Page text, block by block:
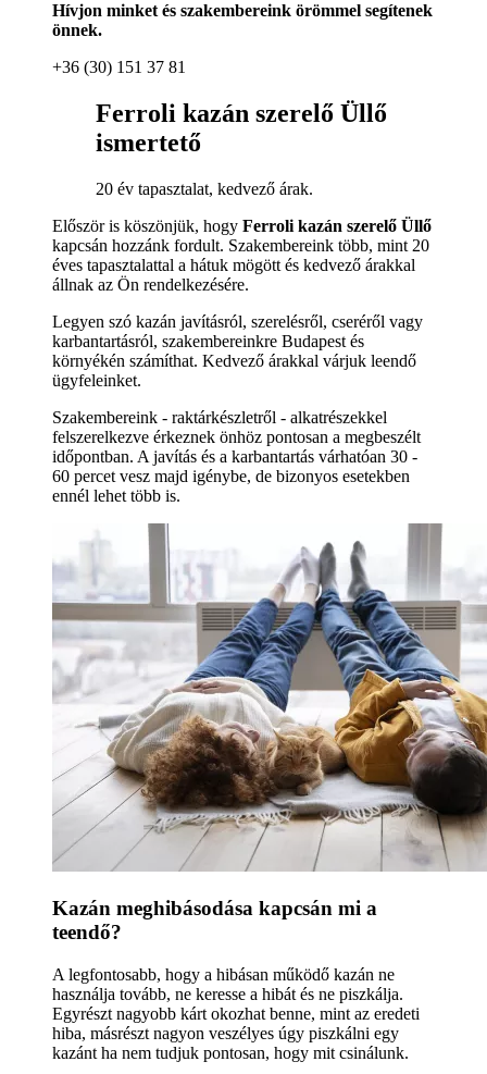
Hívjon minket és szakembereink örömmel segítenek
önnek.
+36 (30) 151 37 81
Ferroli kazán szerelő Üllő
ismertető
20 év tapasztalat, kedvező árak.
Először is köszönjük, hogy Ferroli kazán szerelő Üllő
kapcsán hozzánk fordult. Szakembereink több, mint 20
éves tapasztalattal a hátuk mögött és kedvező árakkal
állnak az Ön rendelkezésére.
Legyen szó kazán javításról, szerelésről, cseréről vagy
karbantartásról, szakembereinkre Budapest és
környékén számíthat. Kedvező árakkal várjuk leendő
ügyfeleinket.
Szakembereink - raktárkészletről - alkatrészekkel
felszerelkezve érkeznek önhöz pontosan a megbeszélt
időpontban. A javítás és a karbantartás várhatóan 30 -
60 percet vesz majd igénybe, de bizonyos esetekben
ennél lehet több is.
Kazán meghibásodása kapcsán mi a
teendő?
A legfontosabb, hogy a hibásan működő kazán ne
használja tovább, ne keresse a hibát és ne piszkálja.
Egyrészt nagyobb kárt okozhat benne, mint az eredeti
hiba, másrészt nagyon veszélyes úgy piszkálni egy
kazánt ha nem tudjuk pontosan, hogy mit csinálunk.